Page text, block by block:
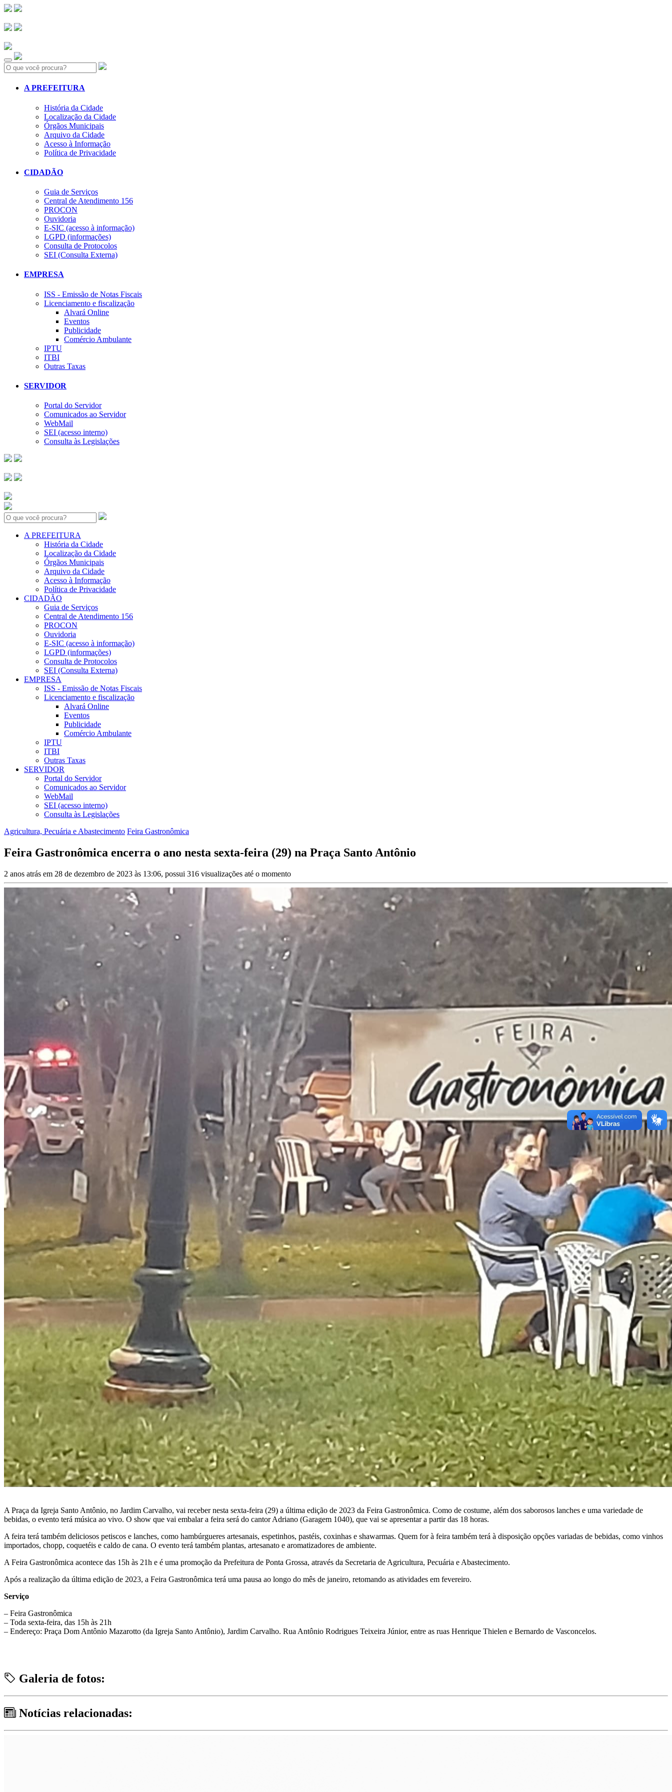
Search:
A PREFEITURA
História da Cidade
Localização da Cidade
Órgãos Municipais
Arquivo da Cidade
Acesso à Informação
Política de Privacidade
CIDADÃO
Guia de Serviços
Central de Atendimento 156
PROCON
Ouvidoria
E-SIC (acesso à informação)
LGPD (informações)
Consulta de Protocolos
SEI (Consulta Externa)
EMPRESA
ISS - Emissão de Notas Fiscais
Licenciamento e fiscalização
Alvará Online
Eventos
Publicidade
Comércio Ambulante
IPTU
ITBI
Outras Taxas
SERVIDOR
Portal do Servidor
Comunicados ao Servidor
WebMail
SEI (acesso interno)
Consulta às Legislações
Search:
A PREFEITURA
História da Cidade
Localização da Cidade
Órgãos Municipais
Arquivo da Cidade
Acesso à Informação
Política de Privacidade
CIDADÃO
Guia de Serviços
Central de Atendimento 156
PROCON
Ouvidoria
E-SIC (acesso à informação)
LGPD (informações)
Consulta de Protocolos
SEI (Consulta Externa)
EMPRESA
ISS - Emissão de Notas Fiscais
Licenciamento e fiscalização
Alvará Online
Eventos
Publicidade
Comércio Ambulante
IPTU
ITBI
Outras Taxas
SERVIDOR
Portal do Servidor
Comunicados ao Servidor
WebMail
SEI (acesso interno)
Consulta às Legislações
Agricultura, Pecuária e Abastecimento Feira Gastronômica
Feira Gastronômica encerra o ano nesta sexta-feira (29) na Praça Santo Antônio
2 anos atrás em 28 de dezembro de 2023 às 13:06, possui 316 visualizações até o momento
A Praça da Igreja Santo Antônio, no Jardim Carvalho, vai receber nesta sexta-feira (29) a última edição de 2023 da Feira Gastronômica. Como de costume, além dos saborosos lanches e uma variedade de
bebidas, o evento terá música ao vivo. O show que vai embalar a feira será do cantor Adriano (Garagem 1040), que vai se apresentar a partir das 18 horas.
A feira terá também deliciosos petiscos e lanches, como hambúrgueres artesanais, espetinhos, pastéis, coxinhas e shawarmas. Quem for à feira também terá à disposição opções variadas de bebidas, como vinhos
importados, chopp, coquetéis e caldo de cana. O evento terá também plantas, artesanato e aromatizadores de ambiente.
A Feira Gastronômica acontece das 15h às 21h e é uma promoção da Prefeitura de Ponta Grossa, através da Secretaria de Agricultura, Pecuária e Abastecimento.
Após a realização da última edição de 2023, a Feira Gastronômica terá uma pausa ao longo do mês de janeiro, retomando as atividades em fevereiro.
Serviço
– Feira Gastronômica
– Toda sexta-feira, das 15h às 21h
– Endereço: Praça Dom Antônio Mazarotto (da Igreja Santo Antônio), Jardim Carvalho. Rua Antônio Rodrigues Teixeira Júnior, entre as ruas Henrique Thielen e Bernardo de Vasconcelos.
Galeria de fotos:
Notícias relacionadas: